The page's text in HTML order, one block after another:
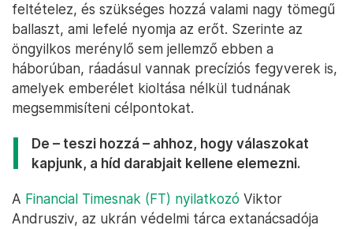
feltételez, és szükséges hozzá valami nagy tömegű
ballaszt, ami lefelé nyomja az erőt. Szerinte az
öngyilkos merénylő sem jellemző ebben a
háborúban, ráadásul vannak precíziós fegyverek is,
amelyek emberélet kioltása nélkül tudnának
megsemmisíteni célpontokat.
De – teszi hozzá – ahhoz, hogy válaszokat
kapjunk, a híd darabjait kellene elemezni.
A Financial Timesnak (FT) nyilatkozó Viktor
Andrusziv, az ukrán védelmi tárca extanácsadója